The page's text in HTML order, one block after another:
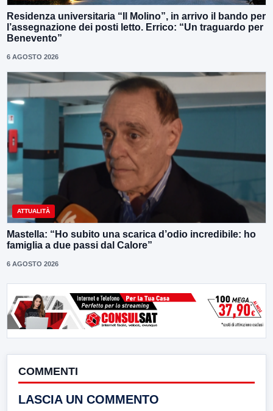
Residenza universitaria “Il Molino”, in arrivo il bando per
l’assegnazione dei posti letto. Errico: “Un traguardo per
Benevento”
6 AGOSTO 2026
ATTUALITÀ
Mastella: “Ho subito una scarica d’odio incredibile: ho
famiglia a due passi dal Calore”
6 AGOSTO 2026
COMMENTI
LASCIA UN COMMENTO